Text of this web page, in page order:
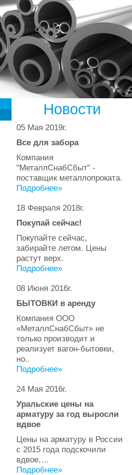
Новости
05 Мая 2019г.
Все для забора
Компания
"МеталлСнабСбыт" -
поставщик металлопроката.
Подробнее»
18 Февраля 2018г.
Покупай сейчас!
Покупайте сейчас,
забирайте летом. Цены
растут верх.
Подробнее»
08 Июня 2016г.
БЫТОВКИ в аренду
Компания ООО
«МеталлСнабСбыт» не
только производит и
реализует вагон-бытовки,
но..
Подробнее»
24 Мая 2016г.
Уральские цены на
арматуру за год выросли
вдвое
Цены на арматуру в России
с 2015 года подскочили
вдвое,…
Подробнее»